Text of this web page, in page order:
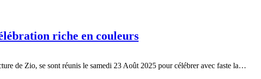
riche en couleurs
de Zio, se sont réunis le samedi 23 Août 2025 pour célébrer avec faste la…